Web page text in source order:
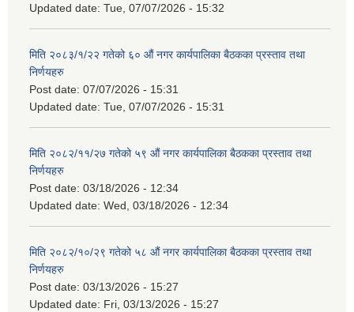
Updated date: Tue, 07/07/2026 - 15:32
मिति २०८३/१/२२ गतेको ६० औं नगर कार्यपालिका बैठकका प्रस्ताव तथा
निर्णयहरु
Post date: 07/07/2026 - 15:31
Updated date: Tue, 07/07/2026 - 15:31
मिति २०८२/११/२७ गतेको ५९ औं नगर कार्यपालिका बैठकका प्रस्ताव तथा
निर्णयहरु
Post date: 03/18/2026 - 12:34
Updated date: Wed, 03/18/2026 - 12:34
मिति २०८२/१०/२९ गतेको ५८ औं नगर कार्यपालिका बैठकका प्रस्ताव तथा
निर्णयहरु
Post date: 03/13/2026 - 15:27
Updated date: Fri, 03/13/2026 - 15:27